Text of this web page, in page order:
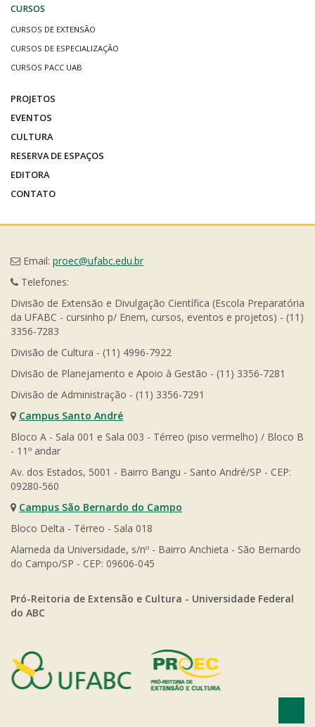
CURSOS
CURSOS DE EXTENSÃO
CURSOS DE ESPECIALIZAÇÃO
CURSOS PACC UAB
PROJETOS
EVENTOS
CULTURA
RESERVA DE ESPAÇOS
EDITORA
CONTATO
Email: proec@ufabc.edu.br
Telefones:
Divisão de Extensão e Divulgação Científica (Escola Preparatória
da UFABC - cursinho p/ Enem, cursos, eventos e projetos) - (11)
3356-7283
Divisão de Cultura - (11) 4996-7922
Divisão de Planejamento e Apoio à Gestão - (11) 3356-7281
Divisão de Administração - (11) 3356-7291
Campus Santo André
Bloco A - Sala 001 e Sala 003 - Térreo (piso vermelho) / Bloco B
- 11º andar
Av. dos Estados, 5001 - Bairro Bangu - Santo André/SP - CEP:
09280-560
Campus São Bernardo do Campo
Bloco Delta - Térreo - Sala 018
Alameda da Universidade, s/nº - Bairro Anchieta - São Bernardo
do Campo/SP - CEP: 09606-045
Pró-Reitoria de Extensão e Cultura - Universidade Federal
do ABC